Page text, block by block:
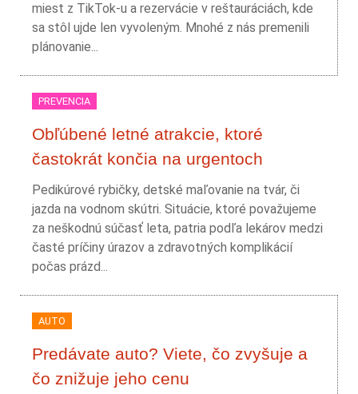
miest z TikTok-u a rezervácie v reštauráciách, kde
sa stôl ujde len vyvoleným. Mnohé z nás premenili
plánovanie...
PREVENCIA
Obľúbené letné atrakcie, ktoré
častokrát končia na urgentoch
Pedikúrové rybičky, detské maľovanie na tvár, či
jazda na vodnom skútri. Situácie, ktoré považujeme
za neškodnú súčasť leta, patria podľa lekárov medzi
časté príčiny úrazov a zdravotných komplikácií
počas prázd...
AUTO
Predávate auto? Viete, čo zvyšuje a
čo znižuje jeho cenu